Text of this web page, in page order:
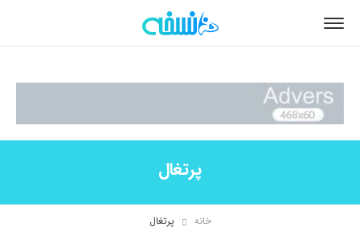
پرتغال
خانه پرتغال